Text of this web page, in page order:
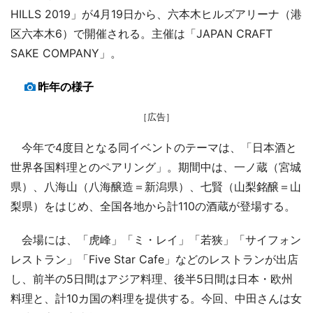
HILLS 2019」が4月19日から、六本木ヒルズアリーナ（港
区六本木6）で開催される。主催は「JAPAN CRAFT
SAKE COMPANY」。
昨年の様子
［広告］
今年で4度目となる同イベントのテーマは、「日本酒と
世界各国料理とのペアリング」。期間中は、一ノ蔵（宮城
県）、八海山（八海醸造＝新潟県）、七賢（山梨銘醸＝山
梨県）をはじめ、全国各地から計110の酒蔵が登場する。
会場には、「虎峰」「ミ・レイ」「若狭」「サイフォン
レストラン」「Five Star Cafe」などのレストランが出店
し、前半の5日間はアジア料理、後半5日間は日本・欧州
料理と、計10カ国の料理を提供する。今回、中田さんは女